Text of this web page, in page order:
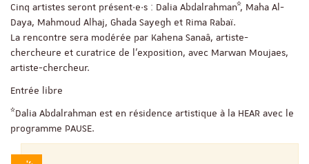
Cinq artistes seront présent·e·s : Dalia Abdalrahman*, Maha Al-
Daya, Mahmoud Alhaj, Ghada Sayegh et Rima Rabaï.
La rencontre sera modérée par Kahena Sanaâ, artiste-
chercheure et curatrice de l'exposition, avec Marwan Moujaes,
artiste-chercheur.
Entrée libre
*Dalia Abdalrahman est en résidence artistique à la HEAR avec le
programme PAUSE.